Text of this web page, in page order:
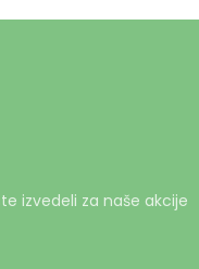
izvedeli za naše akcije